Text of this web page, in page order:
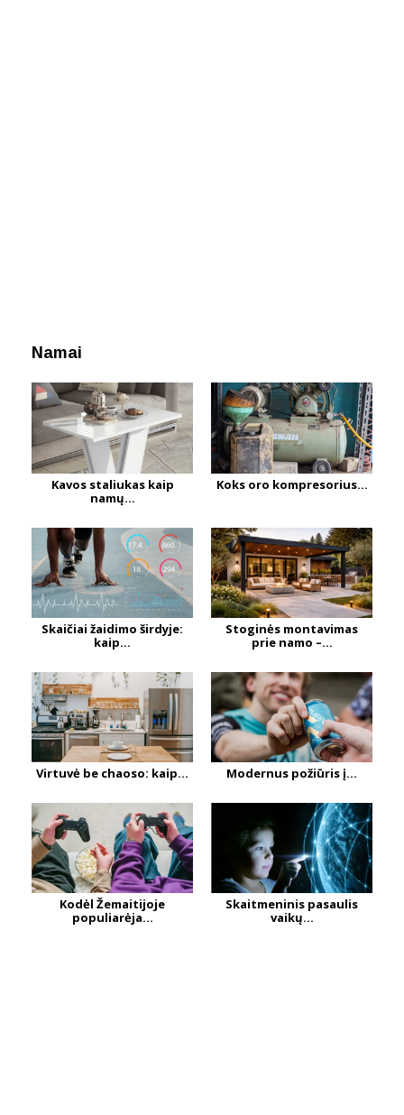
Namai
Kavos staliukas kaip
namų...
Koks oro kompresorius...
Skaičiai žaidimo širdyje:
kaip...
Stoginės montavimas
prie namo –...
Virtuvė be chaoso: kaip... Modernus požiūris į...
Kodėl Žemaitijoje
populiarėja...
Skaitmeninis pasaulis
vaikų...